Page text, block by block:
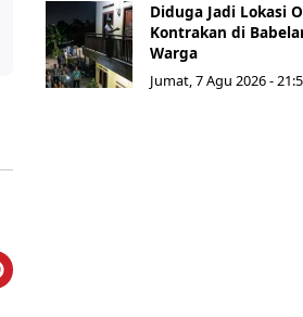
Diduga Jadi Lokasi
Kontrakan di
Warga
Jumat, 7 Agu 2026 -